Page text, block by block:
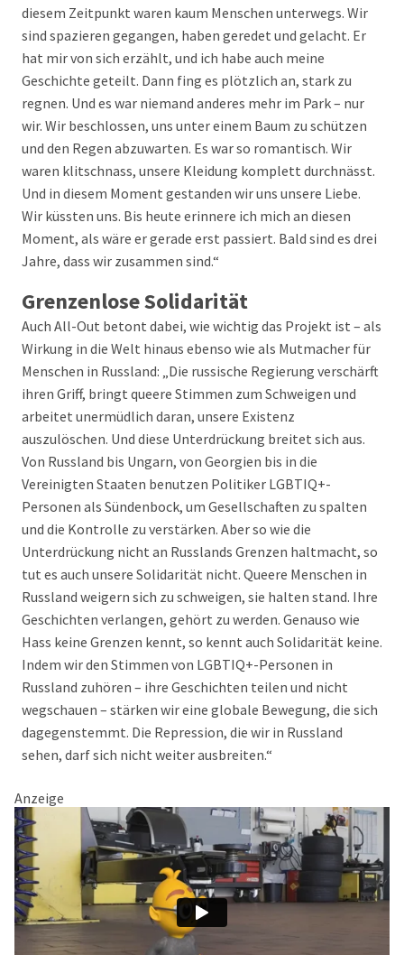
diesem Zeitpunkt waren kaum Menschen unterwegs. Wir
sind spazieren gegangen, haben geredet und gelacht. Er
hat mir von sich erzählt, und ich habe auch meine
Geschichte geteilt. Dann fing es plötzlich an, stark zu
regnen. Und es war niemand anderes mehr im Park – nur
wir. Wir beschlossen, uns unter einem Baum zu schützen
und den Regen abzuwarten. Es war so romantisch. Wir
waren klitschnass, unsere Kleidung komplett durchnässt.
Und in diesem Moment gestanden wir uns unsere Liebe.
Wir küssten uns. Bis heute erinnere ich mich an diesen
Moment, als wäre er gerade erst passiert. Bald sind es drei
Jahre, dass wir zusammen sind.“
Grenzenlose Solidarität
Auch All-Out betont dabei, wie wichtig das Projekt ist – als
Wirkung in die Welt hinaus ebenso wie als Mutmacher für
Menschen in Russland: „Die russische Regierung verschärft
ihren Griff, bringt queere Stimmen zum Schweigen und
arbeitet unermüdlich daran, unsere Existenz
auszulöschen. Und diese Unterdrückung breitet sich aus.
Von Russland bis Ungarn, von Georgien bis in die
Vereinigten Staaten benutzen Politiker LGBTIQ+-
Personen als Sündenbock, um Gesellschaften zu spalten
und die Kontrolle zu verstärken. Aber so wie die
Unterdrückung nicht an Russlands Grenzen haltmacht, so
tut es auch unsere Solidarität nicht. Queere Menschen in
Russland weigern sich zu schweigen, sie halten stand. Ihre
Geschichten verlangen, gehört zu werden. Genauso wie
Hass keine Grenzen kennt, so kennt auch Solidarität keine.
Indem wir den Stimmen von LGBTIQ+-Personen in
Russland zuhören – ihre Geschichten teilen und nicht
wegschauen – stärken wir eine globale Bewegung, die sich
dagegenstemmt. Die Repression, die wir in Russland
sehen, darf sich nicht weiter ausbreiten.“
Anzeige